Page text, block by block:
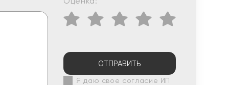
ОТПРАВИТЬ
Я даю свое согласие ИП